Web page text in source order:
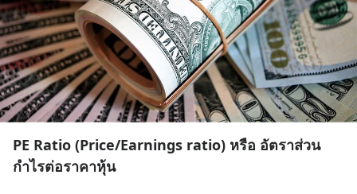
PE Ratio (Price/Earnings ratio) หรือ อัตราส่วน
กำไรต่อราคาหุ้น